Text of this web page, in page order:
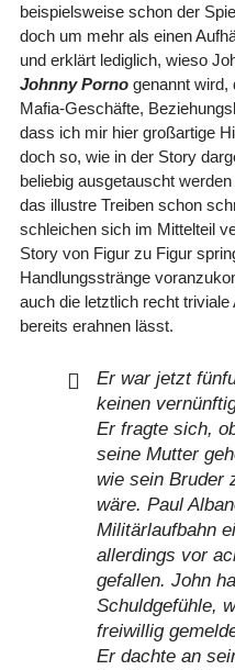
beispielsweise schon der
doch um mehr als einen
und erklärt lediglich, wieso
Johnny Pornogenannt wird,
Mafia-Geschäfte,
dass ich mir hier großartige
doch so, wie in der Story
beliebig ausgetauscht
das illustre Treiben schon
schleichen sich im Mittelteil
Story von Figur zu Figur
Handlungsstränge
auch die letztlich recht
bereits erahnen lässt.
Er war jetzt
keinen
Er fragte sich,
seine Mutter
wie sein Bruder
wäre. Paul
Militärlaufbahn
allerdings vor
gefallen. John
Schuldgefühle,
freiwillig
Er dachte an